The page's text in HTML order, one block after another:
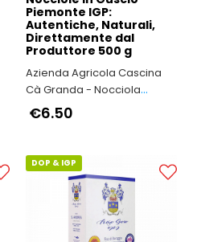
Piemonte IGP:
Autentiche, Naturali,
Direttamente dal
Produttore 500 g
Azienda Agricola Cascina
Cà Granda - Nocciola
Piemonte IGP il vero made in
Italy
€6.50
DOP & IGP